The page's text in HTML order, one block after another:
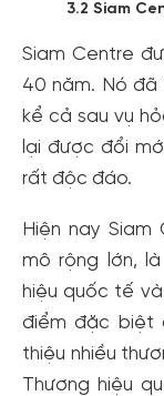
3.2 Siam
Siam Centre
40 năm. Nó đã
kể cả sau vụ
lại được đổi
rất độc đáo.
Hiện nay
mô rộng lớn,
hiệu quốc tế
điểm đặc biệt
thiệu nhiều
Thương hiệu